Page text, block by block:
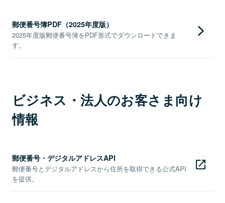
郵便番号簿PDF（2025年度版）
2025年度版郵便番号簿をPDF形式でダウンロードできま
す。
ビジネス・法人のお客さま向け
情報
郵便番号・デジタルアドレスAPI
郵便番号とデジタルアドレスから住所を取得できる公式API
を提供。